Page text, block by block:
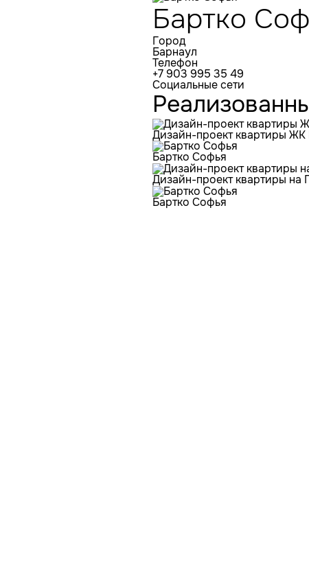
Бартко
Город
Барнаул
Телефон
+7 903 995 35 49
Социальные сети
Дизайн-проект квартиры
Бартко Софья
Дизайн-проект квартиры
Бартко Софья